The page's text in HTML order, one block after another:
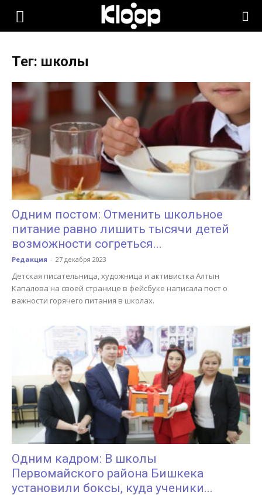
KLOOP.KG
Новости
Кыргызстана
Тег: школы
Одним постом: Отменить школьное
питание равно лишить тысячи детей
возможности согреться...
Редакция - 27 декабря 2023
Детская писательница, художница и активистка Алтын
Капалова на своей странице в фейсбуке написала пост о
важности горячего питания в школах.
Одним кадром: В школы
Первомайского района Бишкека
установили боксы, куда ученики...